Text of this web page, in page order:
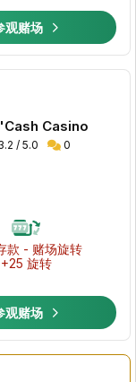
观赌场
Casino
/ 5.0 0
款 - 赌场旋转
+25 旋转
观赌场